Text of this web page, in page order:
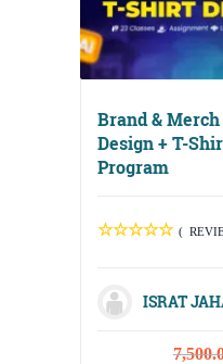
Brand &
Design + T-
Program
(
ISRAT